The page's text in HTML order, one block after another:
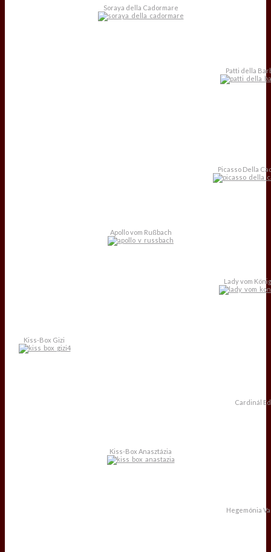
Soraya della Cadormare
Patti della
Kiss-Box Gizi
Apollo vom Rußbach
Picasso Della
Lady vom
Kiss-Box Anasztázia
Cardinál
Hegemónia